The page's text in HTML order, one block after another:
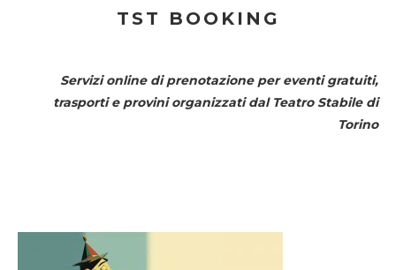
TST BOOKING
Servizi online di prenotazione per eventi gratuiti,
trasporti e provini organizzati dal Teatro Stabile di
Torino